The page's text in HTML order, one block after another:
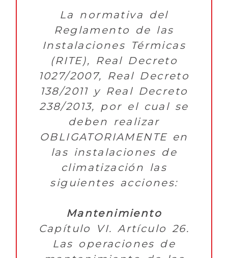
La normativa del
Reglamento de las
Instalaciones Térmicas
(RITE), Real Decreto
1027/2007, Real Decreto
138/2011 y Real Decreto
238/2013, por el cual se
deben realizar
OBLIGATORIAMENTE en
las instalaciones de
climatización las
siguientes acciones:
Mantenimiento
Capítulo VI. Artículo 26.
Las operaciones de